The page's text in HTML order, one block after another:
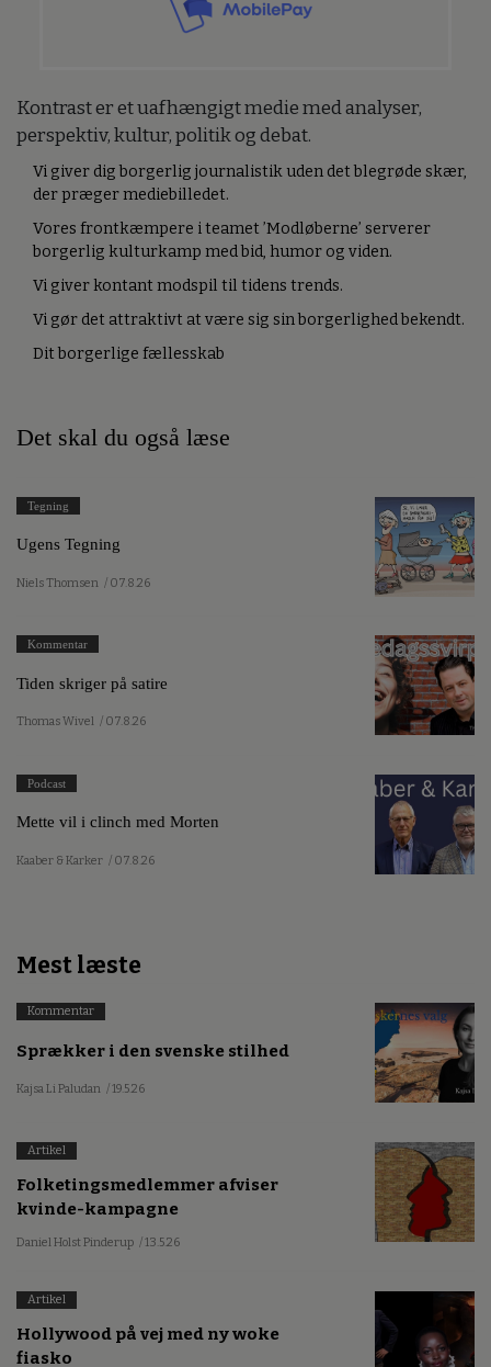
Kontrast er et uafhængigt medie med analyser,
perspektiv, kultur, politik og debat.
Vi giver dig borgerlig journalistik uden det blegrøde skær,
der præger mediebilledet.
Vores frontkæmpere i teamet ’Modløberne’ serverer
borgerlig kulturkamp med bid, humor og viden.
Vi giver kontant modspil til tidens trends.
Vi gør det attraktivt at være sig sin borgerlighed bekendt.
Dit borgerlige fællesskab
Det skal du også læse
Tegning
Ugens Tegning
Niels Thomsen / 07.8.26
Kommentar
Tiden skriger på satire
Thomas Wivel / 07.8.26
Podcast
Mette vil i clinch med Morten
Kaaber & Karker / 07.8.26
Mest læste
Kommentar
Sprækker i den svenske stilhed
Kajsa Li Paludan / 19.5.26
Artikel
Folketingsmedlemmer afviser
kvinde-kampagne
Daniel Holst Pinderup / 13.5.26
Artikel
Hollywood på vej med ny woke
fiasko